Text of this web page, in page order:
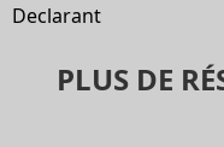
Declarant
PLUS DE